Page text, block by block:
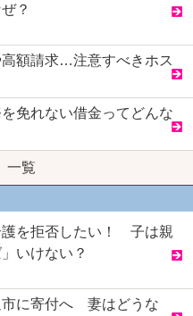
？
高額請求…注意すべきホス
免れない借金ってどんな
一覧
護を拒否したい！ 子は親
いけない？
市に寄付へ 妻はどうな